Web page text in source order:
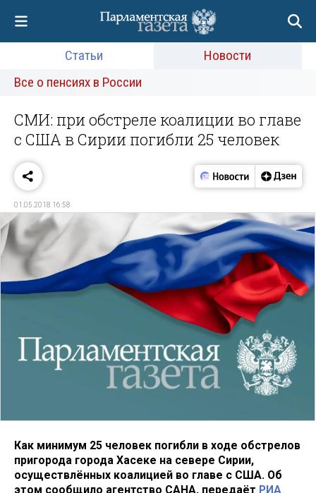
Статьи
Новости
Все о пенсиях в России
СМИ: при обстреле коалиции во главе
с США в Сирии погибли 25 человек
01.05.2018 16:58
Как минимум 25 человек погибли в ходе обстрелов
пригорода города Хасеке на севере Сирии,
осуществлённых коалицией во главе с США. Об
этом сообщило агентство САНА, передаёт РИА